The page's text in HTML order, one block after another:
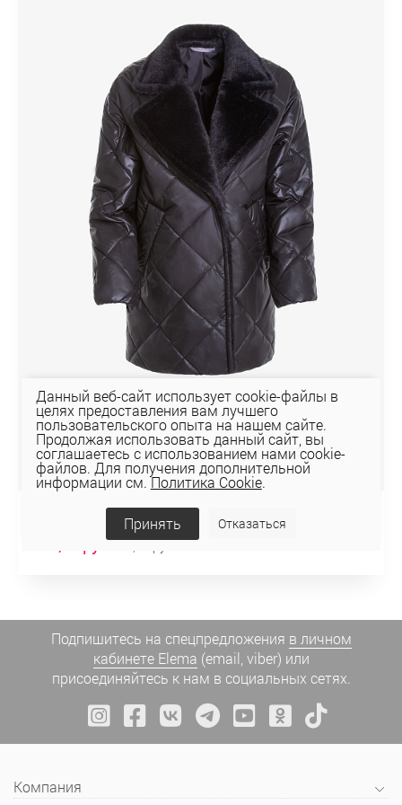
КУРТКА 4-11147-2
216,55 руб309,36 руб
Подпишитесь на спецпредложения в личном
кабинете Elema (email, viber) или
присоединяйтесь к нам в социальных сетях.
Компания
Данный веб-сайт использует cookie-файлы в
целях предоставления вам лучшего
пользовательского опыта на нашем сайте.
Продолжая использовать данный сайт, вы
соглашаетесь с использованием нами cookie-
файлов. Для получения дополнительной
информации см.Политика Cookie.
Принять Отказаться